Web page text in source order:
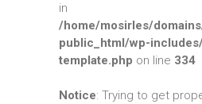
in
/home/mosirles/
public_html/wp-
template.php on line 334
Notice: Trying to get